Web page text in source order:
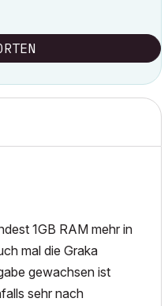
1GB RAM mehr in
mal die Graka
gewachsen ist
sehr nach